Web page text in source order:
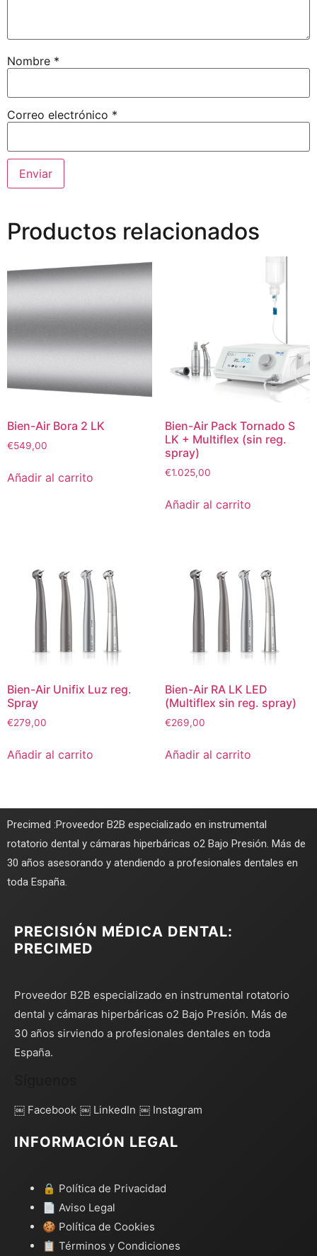
Nombre *
Correo electrónico *
Productos relacionados
Bien-Air Bora 2 LK
€549,00
Añadir al carrito
Bien-Air Pack Tornado S
LK + Multiflex (sin reg.
spray)
€1.025,00
Añadir al carrito
Bien-Air Unifix Luz reg.
Spray
€279,00
Añadir al carrito
Bien-Air RA LK LED
(Multiflex sin reg. spray)
€269,00
Añadir al carrito
Precimed :Proveedor B2B especializado en instrumental
rotatorio dental y cámaras hiperbáricas o2 Bajo Presión. Más de
30 años asesorando y atendiendo a profesionales dentales en
toda España.
PRECISIÓN MÉDICA DENTAL:
PRECIMED
Proveedor B2B especializado en instrumental rotatorio
dental y cámaras hiperbáricas o2 Bajo Presión. Más de
30 años sirviendo a profesionales dentales en toda
España.
￼ Facebook ￼ LinkedIn ￼ Instagram
INFORMACIÓN LEGAL
🔒 Política de Privacidad
📄 Aviso Legal
🍪 Política de Cookies
📋 Términos y Condiciones